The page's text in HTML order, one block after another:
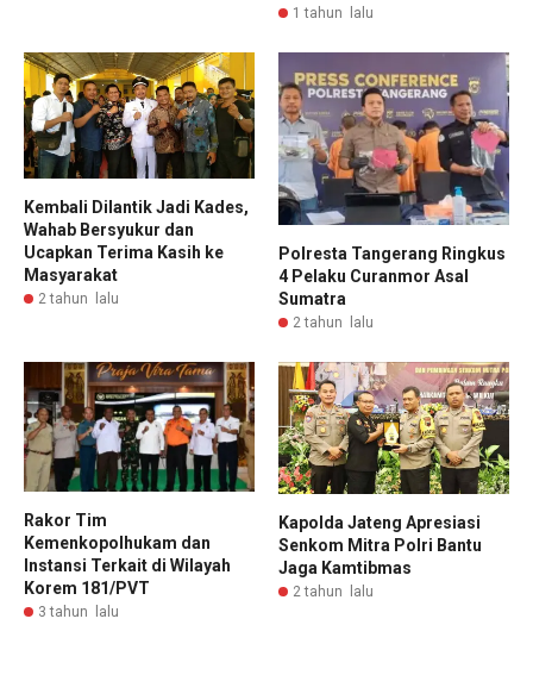
1 tahun lalu
Kembali Dilantik Jadi Kades,
Wahab Bersyukur dan
Ucapkan Terima Kasih ke
Masyarakat
2 tahun lalu
Polresta Tangerang Ringkus
4 Pelaku Curanmor Asal
Sumatra
2 tahun lalu
Rakor Tim
Kemenkopolhukam dan
Instansi Terkait di Wilayah
Korem 181/PVT
3 tahun lalu
Kapolda Jateng Apresiasi
Senkom Mitra Polri Bantu
Jaga Kamtibmas
2 tahun lalu